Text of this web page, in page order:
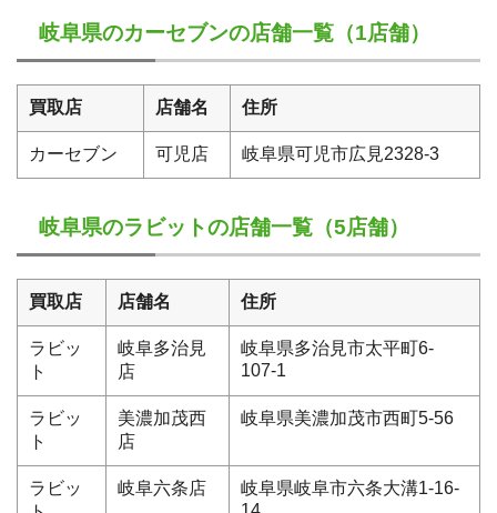
岐阜県のカーセブンの店舗一覧（1店舗）
買取店 店舗名 住所
カーセブン 可児店 岐阜県可児市広見2328-3
岐阜県のラビットの店舗一覧（5店舗）
買取店 店舗名 住所
ラビッ
ト
岐阜多治見
店
岐阜県多治見市太平町6-
107-1
ラビッ
ト
美濃加茂西
店
岐阜県美濃加茂市西町5-56
ラビッ
岐阜六条店
岐阜県岐阜市六条大溝1-16-